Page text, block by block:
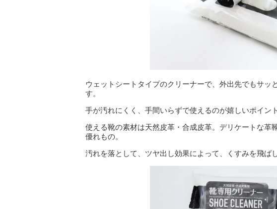
ウェットシートタイプのクリーナーで、外出先でもサッ
す。
手が汚れにくく、手間いらずで使えるのが嬉しいポイント
使える靴の素材は天然皮革・合成皮革。デリケートな革
優れもの。
汚れを落として、ツヤ出し効果によって、くすみを飛ば